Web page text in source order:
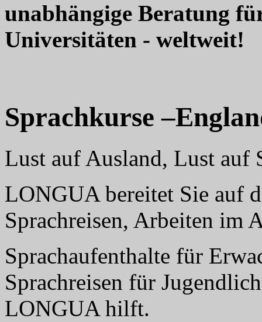
unabhängige Beratung
Universitäten - weltweit!
Sprachkurse
Lust auf Ausland, Lust auf
LONGUA bereitet Sie auf
Sprachreisen, Arbeiten im
Sprachaufenthalte für
Sprachreisen für
LONGUA hilft.